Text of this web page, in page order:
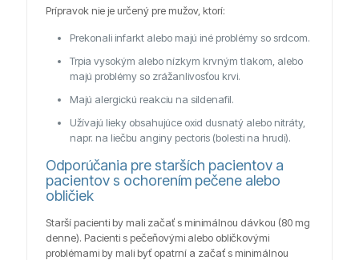
Prípravok nie je určený pre mužov, ktorí:
Prekonali infarkt alebo majú iné problémy so srdcom.
Trpia vysokým alebo nízkym krvným tlakom, alebo
majú problémy so zrážanlivosťou krvi.
Majú alergickú reakciu na sildenafil.
Užívajú lieky obsahujúce oxid dusnatý alebo nitráty,
napr. na liečbu anginy pectoris (bolesti na hrudi).
Odporúčania pre starších pacientov a
pacientov s ochorením pečene alebo
obličiek
Starší pacienti by mali začať s minimálnou dávkou (80 mg
denne). Pacienti s pečeňovými alebo obličkovými
problémami by mali byť opatrní a začať s minimálnou